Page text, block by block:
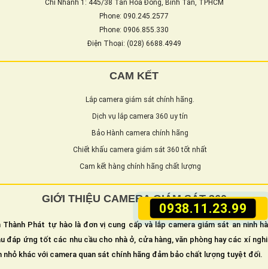
0938.11.23.99
Chi Nhánh 1: 445/38 Tân Hòa Đông, Bình Tân, TPHCM
Phone: 090.245.2577
Phone: 0906.855.330
Điện Thoại: (028) 6688.4949
CAM KẾT
Lắp camera giám sát chính hãng.
Dịch vụ lắp camera 360 uy tín
Bảo Hành camera chính hãng
Chiết khấu camera giám sát 360 tốt nhất
Cam kết hàng chính hãng chất lượng
GIỚI THIỆU CAMERA GIÁM SÁT 360
Thành Phát tự hào là đơn vị cung cấp và lắp camera giám sát an ninh
đáp ứng tốt các nhu cầu cho nhà ở, cửa hàng, văn phòng hay các xí
nhỏ khác với camera quan sát chính hãng đảm bảo chất lượng tuyệt đối.